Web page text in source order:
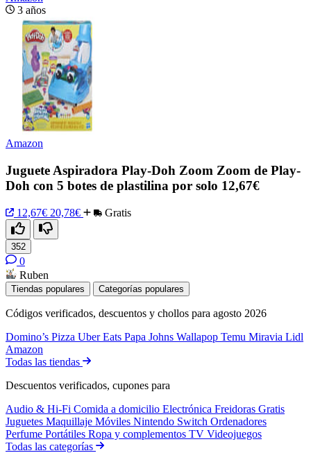
3 años
Amazon
Juguete Aspiradora Play-Doh Zoom Zoom de Play-
Doh con 5 botes de plastilina por solo 12,67€
12,67€ 20,78€ Gratis
352
0
Ruben
Tiendas populares Categorías populares
Códigos verificados, descuentos y chollos para agosto 2026
Domino’s Pizza Uber Eats Papa Johns Wallapop Temu Miravia Lidl
Amazon
Todas las tiendas
Descuentos verificados, cupones para
Audio & Hi-Fi Comida a domicilio Electrónica Freidoras Gratis
Juguetes Maquillaje Móviles Nintendo Switch Ordenadores
Perfume Portátiles Ropa y complementos TV Videojuegos
Todas las categorías